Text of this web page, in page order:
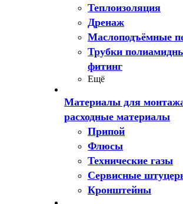
Теплоизоляция
Дренаж
Маслоподъёмные
Трубки
фитинг
Ещё
Материалы для
расходные материалы
Припой
Флюсы
Технические газы
Сервисные
Кронштейны